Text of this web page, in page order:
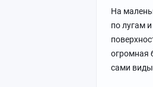
На
по лугам
огромная
сами